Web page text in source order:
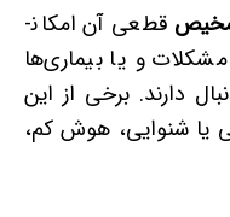
قطعی آن امکان­
و یا بیماری‌ها
دارند. برخی از این
یا شنوایی، هوش کم،